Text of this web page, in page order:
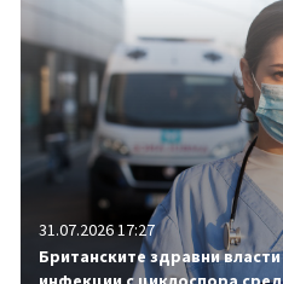
31.07.2026 17:27
Британските здравни